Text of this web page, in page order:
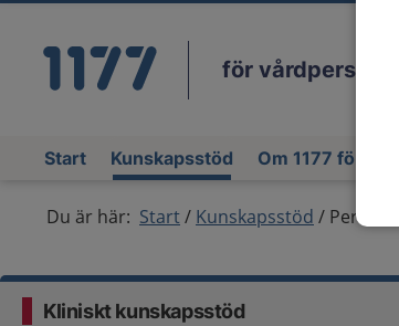
för vårdpersonal
Start Kunskapsstöd Om 1177 för
Du är här: Start Kunskapsstöd
Kliniskt kunskapsstöd